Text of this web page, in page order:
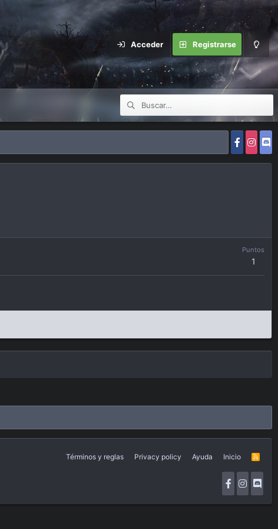
Acceder Registrarse
Puntos
1
Términos y reglas Privacy policy Ayuda Inicio
R
S